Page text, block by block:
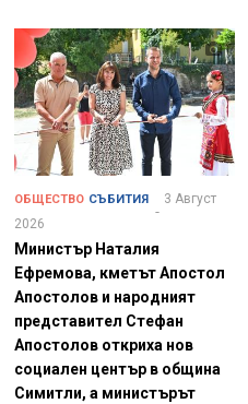
ОБЩЕСТВО СЪБИТИЯ
3 Август
2026
Министър Наталия
Ефремова, кметът Апостол
Апостолов и народният
представител Стефан
Апостолов откриха нов
социален център в община
Симитли, а министърът